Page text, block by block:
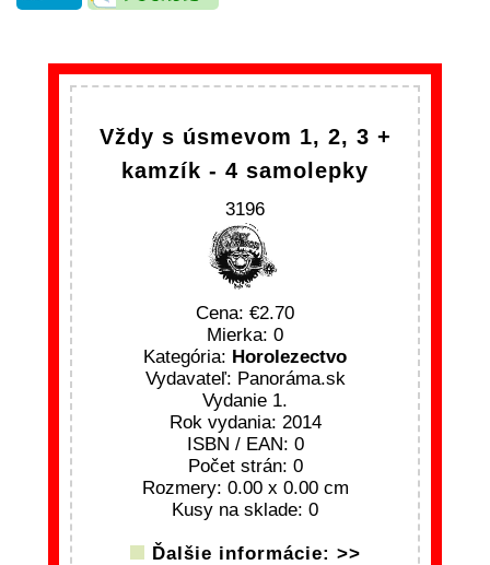
Vždy s úsmevom 1, 2, 3 +
kamzík - 4 samolepky
3196
Cena:
2.70
Mierka: 0
Kategória: Horolezectvo
Vydavateľ: Panoráma.sk
Vydanie 1.
Rok vydania: 2014
ISBN / EAN: 0
Počet strán: 0
Rozmery: 0.00 x 0.00 cm
Kusy na sklade: 0
Ďalšie informácie: >>